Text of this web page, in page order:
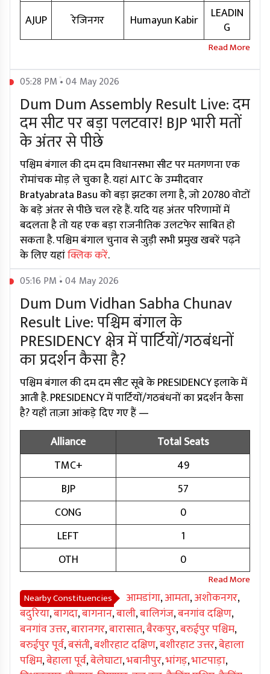
AJUP
रेजिनगर Humayun Kabir
LEADIN
G
05:28 PM • 04 May 2026
Dum Dum Assembly Result Live: दम
दम सीट पर बड़ा पलटवार! BJP भारी मतों
के अंतर से पीछे
पश्चिम बंगाल की दम दम विधानसभा सीट पर मतगणना एक
रोमांचक मोड़ ले चुका है. यहां AITC के उम्मीदवार
Bratyabrata Basu को बड़ा झटका लगा है, जो 20780 वोटों
के बड़े अंतर से पीछे चल रहे हैं. यदि यह अंतर परिणामों में
बदलता है तो यह एक बड़ा राजनीतिक उलटफेर साबित हो
सकता है. पश्चिम बंगाल चुनाव से जुड़ी सभी प्रमुख खबरें पढ़ने
के लिए यहांक्लिक करें.
05:16 PM • 04 May 2026
Dum Dum Vidhan Sabha Chunav
Result Live: पश्चिम बंगाल के
PRESIDENCY क्षेत्र में पार्टियों/गठबंधनों
का प्रदर्शन कैसा है?
पश्चिम बंगाल की दम दम सीट सूबे के PRESIDENCY इलाके में
आती है. PRESIDENCY में पार्टियों/गठबंधनों का प्रदर्शन कैसा
है? यहाँ ताज़ा आंकड़े दिए गए हैं —
Alliance
Total Seats
TMC+
49
BJP
57
CONG
0
LEFT
1
OTH
0
Nearby Constituencies आमडांगा,आमता,अशोकनगर,
बदुरिया,बागदा,बागनान,बाली,बालिगंज,बनगांव दक्षिण,
बनगांव उत्तर,बारानगर,बारासात,बैरकपुर,बरुईपुर पश्चिम,
बरुईपुर पूर्व,बसंती,बशीरहाट दक्षिण,बशीरहाट उत्तर,बेहाला
पश्चिम,बेहाला पूर्व,बेलेघाटा,भबानीपुर,भांगड़,भाटपाड़ा,